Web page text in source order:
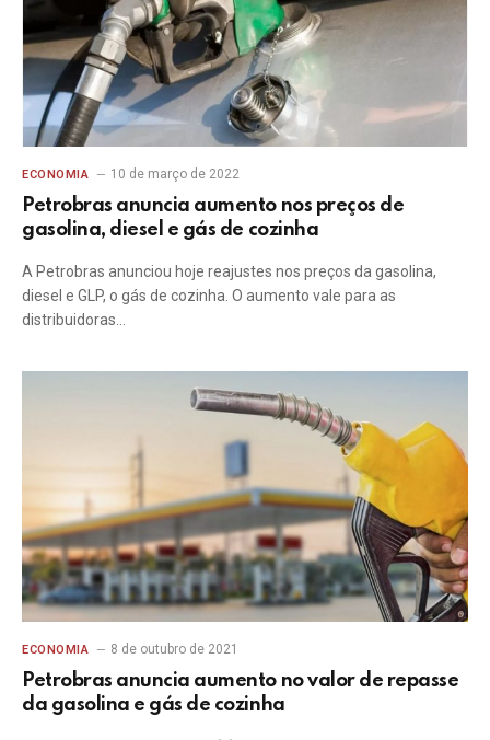
ECONOMIA 10 de março de 2022
Petrobras anuncia aumento nos preços de
gasolina, diesel e gás de cozinha
A Petrobras anunciou hoje reajustes nos preços da gasolina,
diesel e GLP, o gás de cozinha. O aumento vale para as
distribuidoras…
ECONOMIA 8 de outubro de 2021
Petrobras anuncia aumento no valor de repasse
da gasolina e gás de cozinha